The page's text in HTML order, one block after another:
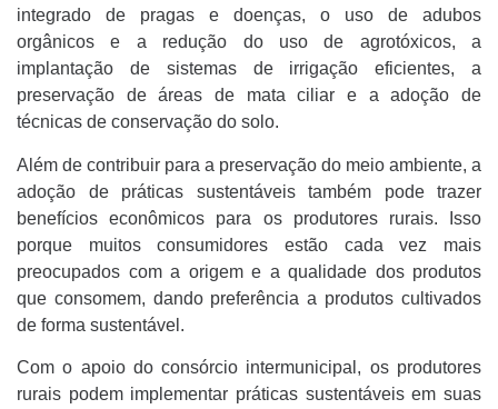
integrado de pragas e doenças, o uso de adubos
orgânicos e a redução do uso de agrotóxicos, a
implantação de sistemas de irrigação eficientes, a
preservação de áreas de mata ciliar e a adoção de
técnicas de conservação do solo.
Além de contribuir para a preservação do meio ambiente, a
adoção de práticas sustentáveis também pode trazer
benefícios econômicos para os produtores rurais. Isso
porque muitos consumidores estão cada vez mais
preocupados com a origem e a qualidade dos produtos
que consomem, dando preferência a produtos cultivados
de forma sustentável.
Com o apoio do consórcio intermunicipal, os produtores
rurais podem implementar práticas sustentáveis em suas